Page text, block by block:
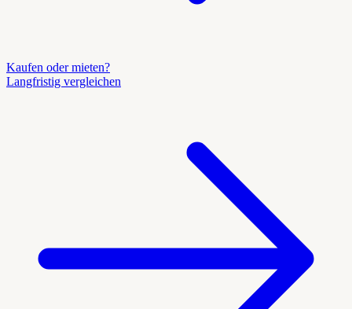
Kaufen oder mieten?
Langfristig vergleichen